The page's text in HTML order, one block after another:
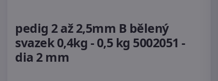
pedig 2 až 2,5mm B bělený
svazek 0,4kg - 0,5 kg 5002051 -
dia 2 mm